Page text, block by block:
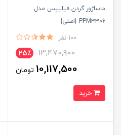
ماساژور گردن فیلیپس مدل
PPM3306 {اصلی}
100 نفر
13,470,900 25٪
10,117,500 تومان